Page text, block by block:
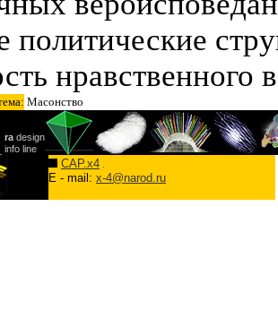
нравственного
Масонство
CAP.x4
E - mail: x-4@narod.ru